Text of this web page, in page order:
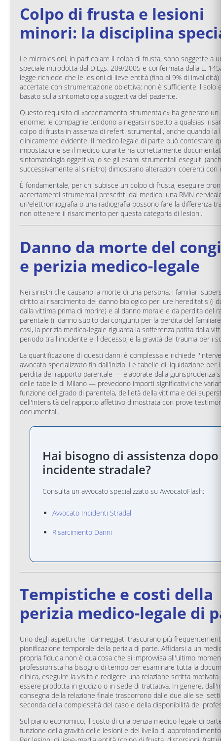
Colpo di frusta e lesioni
minori: la disciplina
Le microlesioni, in particolare il colpo di frusta, sono soggette a
speciale introdotta dal D.Lgs. 209/2005 e confermata dalla L.
legge richiede che le lesioni di lieve entità (fino al 9% di invalidità)
accertate con strumentazione obiettiva: non è sufficiente il solo
basato sulla sintomatologia soggettiva del paziente.
Questo requisito di «accertamento strumentale» ha generato un
enorme: le compagnie tendono a negarsi rispetto a qualsiasi
colpo di frusta in assenza di referti strumentali, anche quando la
clinicamente evidente. Il medico legale di parte può contestare
impostazione se il medico curante ha correttamente
sintomatologia oggettiva, o se gli esami strumentali eseguiti
successivamente al sinistro) dimostrano alterazioni coerenti con
È fondamentale, per chi subisce un colpo di frusta, eseguire
accertamenti strumentali prescritti dal medico: una RMN
un'elettromiografia o una radiografia possono fare la differenza
non ottenere il risarcimento per questa categoria di lesioni.
Danno da morte del
e perizia medico-legale
Nei sinistri che causano la morte di una persona, i familiari
diritto al risarcimento del danno biologico per iure hereditatis (i
dalla vittima prima di morire) e al danno morale e da perdita del
parentale (il danno subito dai congiunti per la perdita del
casi, la perizia medico-legale riguarda la sofferenza patita dalla
periodo tra l'incidente e il decesso, e la gravità del trauma per i
La quantificazione di questi danni è complessa e richiede
avvocato specializzato fin dall'inizio. Le tabelle di liquidazione per
perdita del rapporto parentale — elaborate dalla giurisprudenza
delle tabelle di Milano — prevedono importi significativi che
funzione del grado di parentela, dell'età della vittima e dei
dell'intensità del rapporto affettivo dimostrata con prove
documentali.
Hai bisogno di assistenza
incidente stradale?
Consulta un avvocato specializzato su AvvocatoFlash:
Avvocato Incidenti Stradali
Risarcimento Danni
Tempistiche e costi della
perizia medico-legale di
Uno degli aspetti che i danneggiati trascurano più
pianificazione temporale della perizia di parte. Affidarsi a un
propria fiducia non è qualcosa che si improvvisa all'ultimo
professionista ha bisogno di tempo per esaminare tutta la
clinica, eseguire la visita e redigere una relazione scritta motivata
essere prodotta in giudizio o in sede di trattativa. In genere,
consegna della relazione finale trascorrono dalle due alle sei
seconda della complessità del caso e della disponibilità del
Sul piano economico, il costo di una perizia medico-legale di
funzione della gravità delle lesioni e del livello di